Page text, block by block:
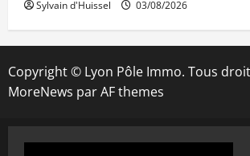
Sylvain d'Huissel 03/08/2026
Copyright © Lyon Pôle Immo. Tous
MoreNews par AF themes